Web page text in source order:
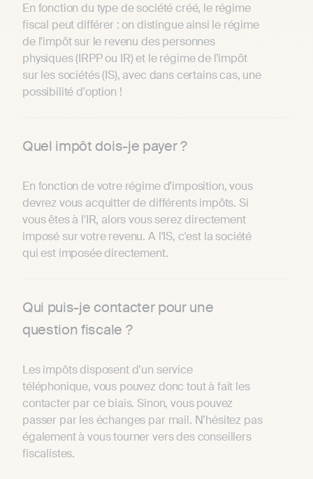
En fonction du type de société créé, le régime
fiscal peut différer : on distingue ainsi le régime
de l'impôt sur le revenu des personnes
physiques (IRPP ou IR) et le régime de l'impôt
sur les sociétés (IS), avec dans certains cas, une
possibilité d'option !
Quel impôt dois-je payer ?
En fonction de votre régime d'imposition, vous
devrez vous acquitter de différents impôts. Si
vous êtes à l'IR, alors vous serez directement
imposé sur votre revenu. A l'IS, c'est la société
qui est imposée directement.
Qui puis-je contacter pour une
question fiscale ?
Les impôts disposent d’un service
téléphonique, vous pouvez donc tout à fait les
contacter par ce biais. Sinon, vous pouvez
passer par les échanges par mail. N’hésitez pas
également à vous tourner vers des conseillers
fiscalistes.